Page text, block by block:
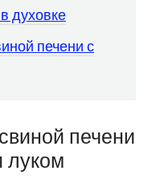
духовке
печени с
печени
луком